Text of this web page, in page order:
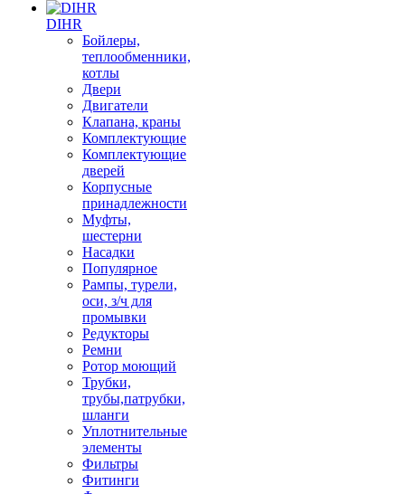
DIHR
Бойлеры,
теплообменники,
котлы
Двери
Двигатели
Клапана, краны
Комплектующие
Комплектующие
дверей
Корпусные
принадлежности
Муфты,
шестерни
Насадки
Популярное
Рампы, турели,
оси, з/ч для
промывки
Редукторы
Ремни
Ротор моющий
Трубки,
трубы,патрубки,
шланги
Уплотнительные
элементы
Фильтры
Фитинги